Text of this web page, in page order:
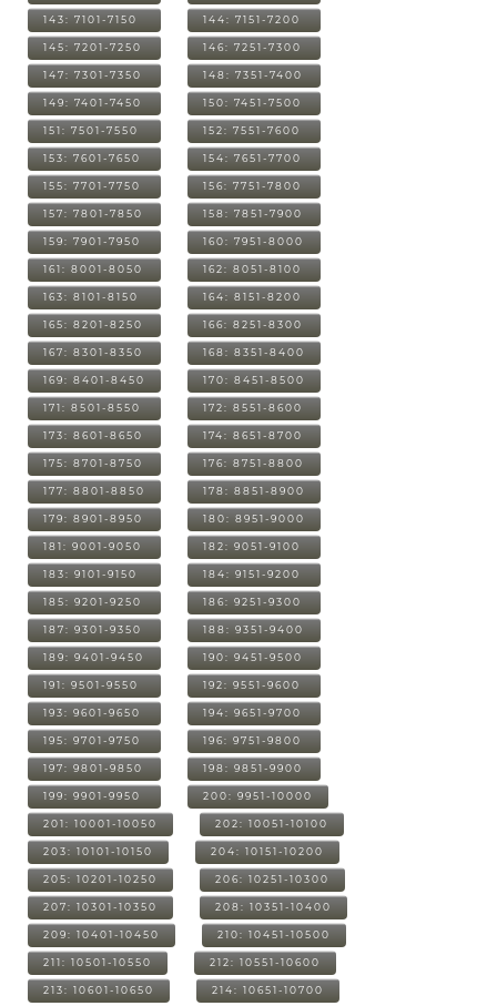
143: 7101-7150 144: 7151-7200
145: 7201-7250 146: 7251-7300
147: 7301-7350 148: 7351-7400
149: 7401-7450 150: 7451-7500
151: 7501-7550 152: 7551-7600
153: 7601-7650 154: 7651-7700
155: 7701-7750 156: 7751-7800
157: 7801-7850 158: 7851-7900
159: 7901-7950 160: 7951-8000
161: 8001-8050 162: 8051-8100
163: 8101-8150 164: 8151-8200
165: 8201-8250 166: 8251-8300
167: 8301-8350 168: 8351-8400
169: 8401-8450 170: 8451-8500
171: 8501-8550 172: 8551-8600
173: 8601-8650 174: 8651-8700
175: 8701-8750 176: 8751-8800
177: 8801-8850 178: 8851-8900
179: 8901-8950 180: 8951-9000
181: 9001-9050 182: 9051-9100
183: 9101-9150 184: 9151-9200
185: 9201-9250 186: 9251-9300
187: 9301-9350 188: 9351-9400
189: 9401-9450 190: 9451-9500
191: 9501-9550 192: 9551-9600
193: 9601-9650 194: 9651-9700
195: 9701-9750 196: 9751-9800
197: 9801-9850 198: 9851-9900
199: 9901-9950 200: 9951-10000
201: 10001-10050 202: 10051-10100
203: 10101-10150 204: 10151-10200
205: 10201-10250 206: 10251-10300
207: 10301-10350 208: 10351-10400
209: 10401-10450 210: 10451-10500
211: 10501-10550 212: 10551-10600
213: 10601-10650 214: 10651-10700